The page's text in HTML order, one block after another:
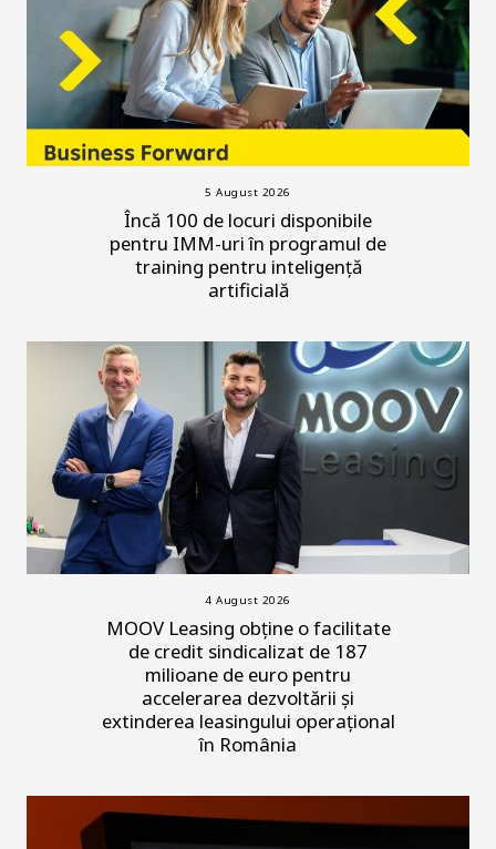
5 August 2026
Încă 100 de locuri disponibile
pentru IMM-uri în programul de
training pentru inteligență
artificială
4 August 2026
MOOV Leasing obține o facilitate
de credit sindicalizat de 187
milioane de euro pentru
accelerarea dezvoltării și
extinderea leasingului operațional
în România